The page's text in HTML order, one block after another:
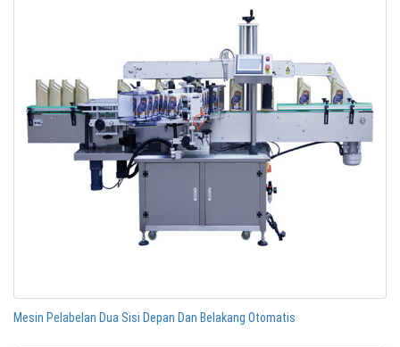
Mesin Pelabelan Dua Sisi Depan Dan Belakang Otomatis